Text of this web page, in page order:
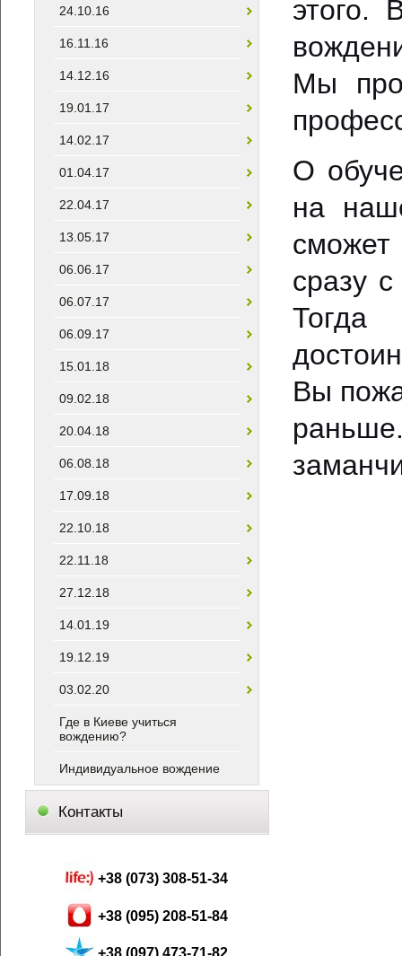
24.10.16
16.11.16
14.12.16
19.01.17
14.02.17
01.04.17
22.04.17
13.05.17
06.06.17
06.07.17
06.09.17
15.01.18
09.02.18
20.04.18
06.08.18
17.09.18
22.10.18
22.11.18
27.12.18
14.01.19
19.12.19
03.02.20
Где в Киеве учиться
вождению?
Индивидуальное вождение
Контакты
+38 (073) 308-51-34
+38 (095) 208-51-84
+38 (097) 473-71-82
этого.
Мы
О
на
сразу
Вы